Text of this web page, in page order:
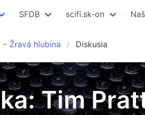
SFDB scifi.sk-on
Žravá hlubina Diskusia
Tim